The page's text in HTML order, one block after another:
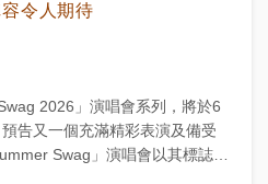
令人期待
2026」演唱會系列，將於6
告又一個充滿精彩表演及備受